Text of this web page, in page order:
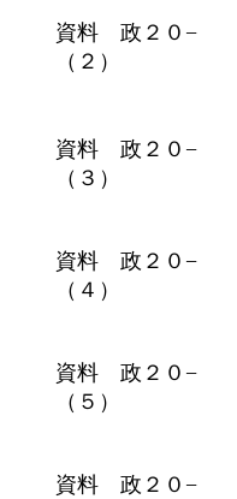
資料 政２０−
（２）
資料 政２０−
（３）
資料 政２０−
（４）
資料 政２０−
（５）
資料 政２０−